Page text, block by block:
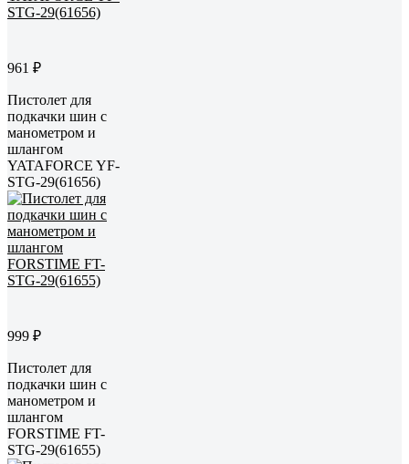
961 ₽
Пистолет для
подкачки шин с
манометром и
шлангом
YATAFORCE YF-
STG-29(61656)
999 ₽
Пистолет для
подкачки шин с
манометром и
шлангом
FORSTIME FT-
STG-29(61655)